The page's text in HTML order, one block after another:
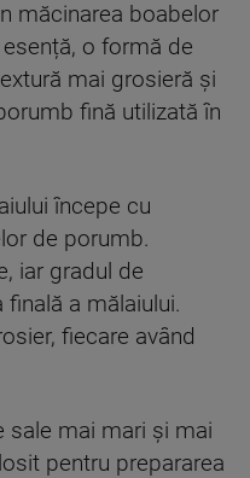
măcinarea boabelor
o formă de
mai grosieră și
fină utilizată în
începe cu
de porumb.
iar gradul de
a mălaiului.
fiecare având
sale mai mari și mai
pentru prepararea